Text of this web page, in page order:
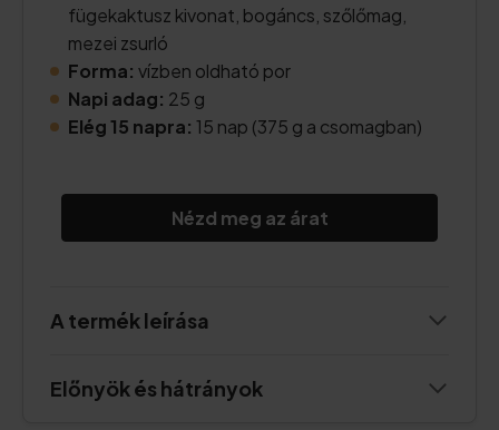
fügekaktusz kivonat, bogáncs, szőlőmag,
mezei zsurló
Forma: vízben oldható por
Napi adag: 25 g
Elég 15 napra: 15 nap (375 g a csomagban)
Nézd meg az árat
A termék leírása
Előnyök és hátrányok